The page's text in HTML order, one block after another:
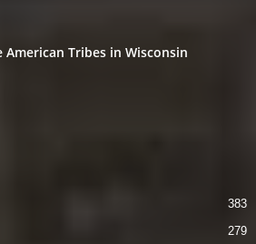
American Tribes in Wisconsin
383
279